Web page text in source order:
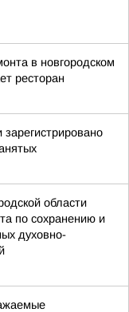
в новгородском
ресторан
области
по сохранению и
духовно-